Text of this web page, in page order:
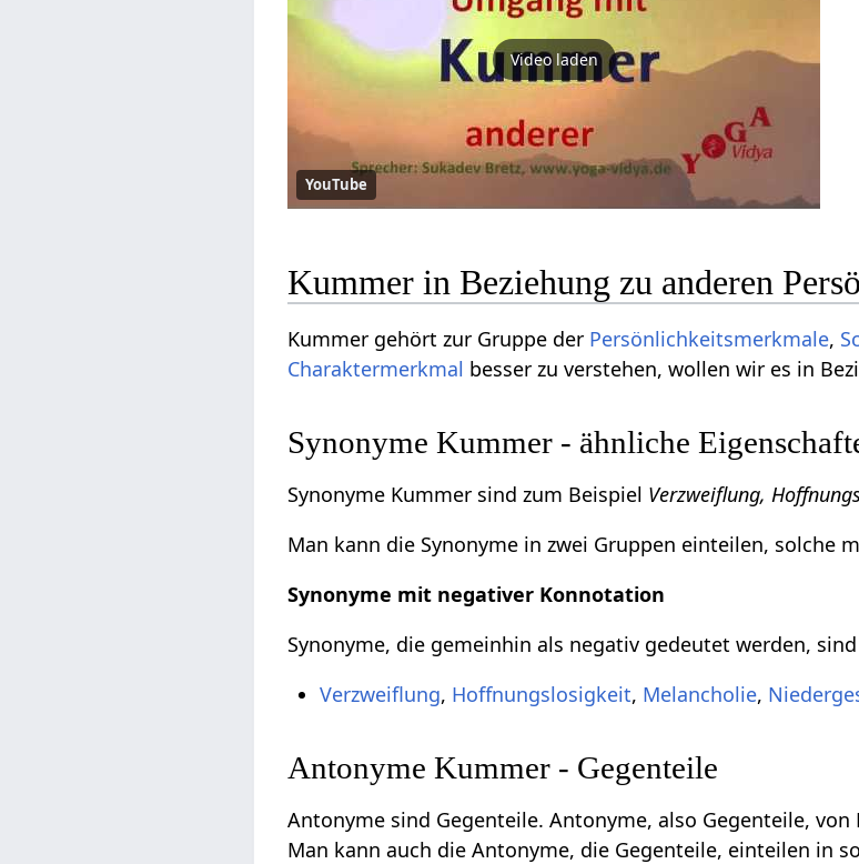
Video laden
YouTube
Kummer in Beziehung zu anderen
Kummer gehört zur Gruppe der Persönlichkeitsmerkmale,
Charaktermerkmal besser zu verstehen, wollen wir es in
Synonyme Kummer - ähnliche
Synonyme Kummer sind zum Beispiel Verzweiflung,
Man kann die Synonyme in zwei Gruppen einteilen,
Synonyme mit negativer Konnotation
Synonyme, die gemeinhin als negativ gedeutet werden,
Verzweiflung, Hoffnungslosigkeit, Melancholie,
Antonyme Kummer - Gegenteile
Antonyme sind Gegenteile. Antonyme, also Gegenteile,
Man kann auch die Antonyme, die Gegenteile, einteilen in